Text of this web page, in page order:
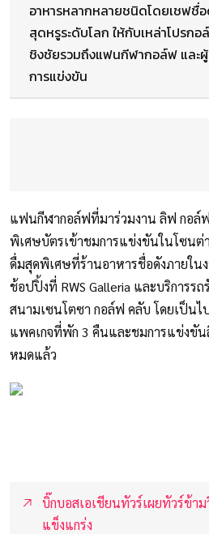
อาหารหลากหลายชนิดโดยเชฟชื่
สุดหรูระดับโลก ให้กับเหล่าโปรก
ชิงชัยรวมถึงแฟนกีฬากอล์ฟ และผู้
การแข่งขัน
แฟนกีฬากอล์ฟที่มาร่วมงาน ลิฟ กอล์ฟ
พิเศษบัตรเข้าชมการแข่งขันในโซนต่
ดื่มสุดพิเศษที่ร้านอาหารชื่อดังภายใน
ช้อปปิ้งที่ RWS Galleria และบริการร
สนามเซนโตซา กอล์ฟ คลับ โดยเป็น
แพคเกจที่พัก 3 คืนและชมการแข่งขั
หมดแล้ว
บิ๊กบอสเอเชียนทัวร์เผยทัวร์ข้า
แข็งแกร่ง